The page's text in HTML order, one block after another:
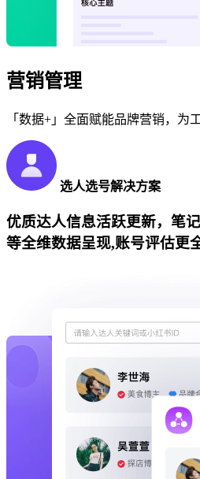
营销管理
「数据+」全面赋能品牌营销，为
选人选号解决方案
优质达人信息活跃更新，笔
等全维数据呈现,账号评估更